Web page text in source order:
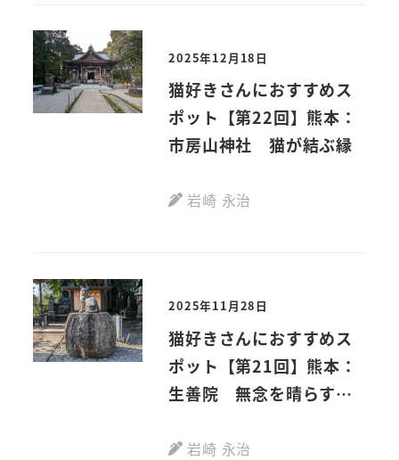
2025年12月18日
猫好きさんにおすすめス
ポット【第22回】熊本：
市房山神社 猫が結ぶ縁
岩崎 永治
2025年11月28日
猫好きさんにおすすめス
ポット【第21回】熊本：
生善院 無念を晴らす願
岩崎 永治